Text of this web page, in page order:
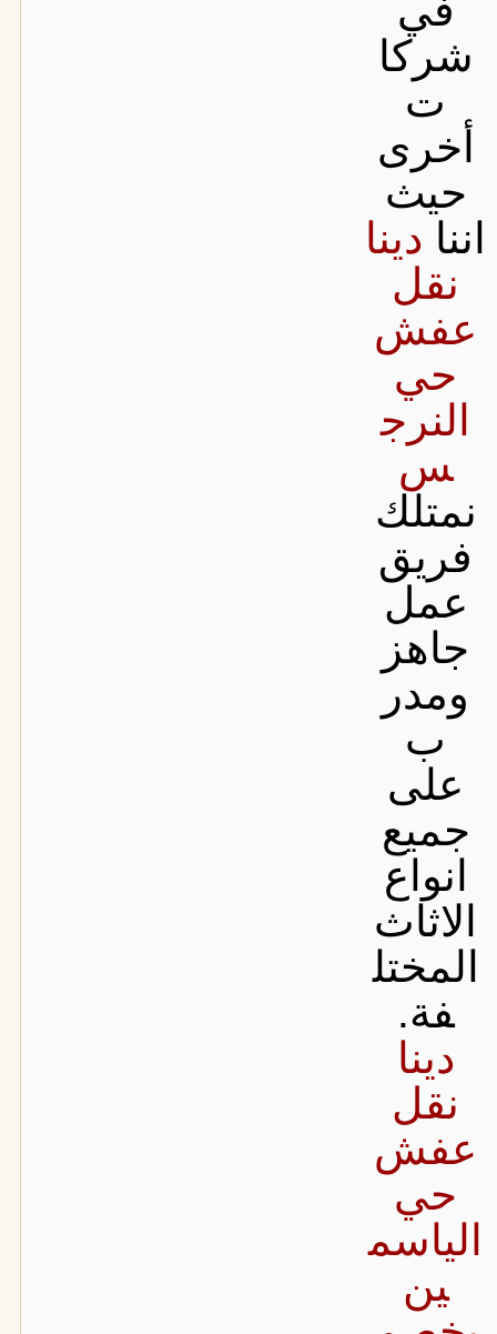
شركا
ت
أخرى
حيث
اننا دينا
نقل
عفش
حي
النرج
س
نمتلك
فريق
عمل
جاهز
ومدر
ب
على
جميع
انواع
الاثاث
المختل
فة.
دينا
نقل
عفش
حي
الياسم
ين